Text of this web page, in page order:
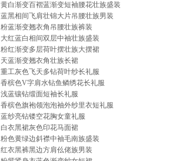
黄白渐变百褶蓝渐变短袖腰花壮族盛装
蓝黑相间飞肩壮锦大片吊腰壮族男装
粉蓝渐变翘衣角吊腰壮族裤装
大红蓝白相间双层中袖壮族盛装
粉红渐变多层荷叶摆壮族大摆裙
天蓝渐变翘衣角壮族长裙
重工灰色飞天多钻荷叶纱长礼服
香槟色V字肩水钻鱼鳞绣花长礼服
浅蓝镶钻缎面短袖长礼服
香槟色旗袍领泡泡袖外纱里衣短礼服
蓝纱亮钻镂空花胸女童礼服
白衣黑裙灰色印花马面裙
粉色黄绿边斜襟中袖毛南族盛装
红衣黑裤黑边方肩仫佬族男装